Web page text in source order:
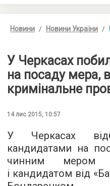
Новини Новини України
У Черкасах
на посаду мера,
кримінальне
14 лис 2015, 10:57
У Черкасах
кандидатами на
чинним мером
і кандидатом від